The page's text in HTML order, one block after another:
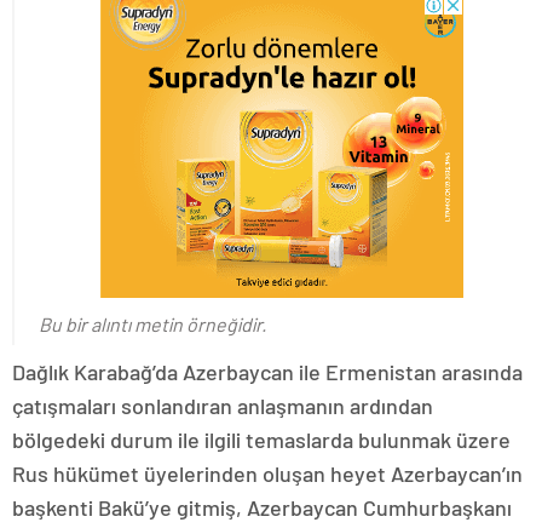
Bu bir alıntı metin örneğidir.
Dağlık Karabağ’da Azerbaycan ile Ermenistan arasında
çatışmaları sonlandıran anlaşmanın ardından
bölgedeki durum ile ilgili temaslarda bulunmak üzere
Rus hükümet üyelerinden oluşan heyet Azerbaycan’ın
başkenti Bakü’ye gitmiş, Azerbaycan Cumhurbaşkanı